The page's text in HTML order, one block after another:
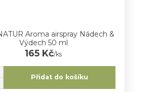
Aroma airspray Nádech &
Výdech 50 ml
165 Kč/ks
Přidat do košíku